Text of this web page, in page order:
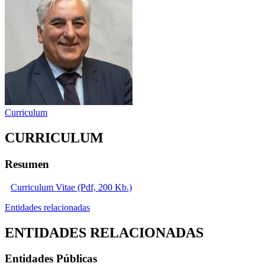
Curriculum
CURRICULUM
Resumen
Curriculum Vitae (Pdf, 200 Kb.)
Entidades relacionadas
ENTIDADES RELACIONADAS
Entidades Públicas